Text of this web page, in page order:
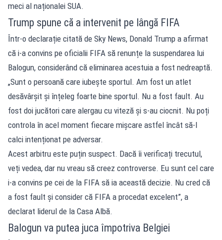
meci al naționalei SUA.
Trump spune că a intervenit pe lângă FIFA
Într-o declarație citată de Sky News, Donald Trump a afirmat
că i-a convins pe oficialii FIFA să renunțe la suspendarea lui
Balogun, considerând că eliminarea acestuia a fost nedreaptă.
„Sunt o persoană care iubește sportul. Am fost un atlet
desăvârșit și înțeleg foarte bine sportul. Nu a fost fault. Au
fost doi jucători care alergau cu viteză și s-au ciocnit. Nu poți
controla în acel moment fiecare mișcare astfel încât să-l
calci intenționat pe adversar.
Acest arbitru este puțin suspect. Dacă îi verificați trecutul,
veți vedea, dar nu vreau să creez controverse. Eu sunt cel care
i-a convins pe cei de la FIFA să ia această decizie. Nu cred că
a fost fault și consider că FIFA a procedat excelent”, a
declarat liderul de la Casa Albă.
Balogun va putea juca împotriva Belgiei